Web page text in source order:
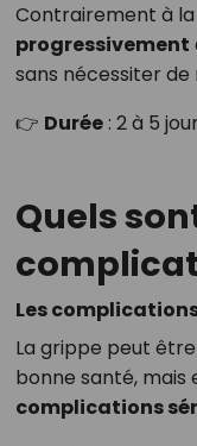
Contrairement à
progressivement
sans nécessiter
👉 Durée: 2 à 5
Quels
Les
La grippe peut
bonne santé, mais
complications